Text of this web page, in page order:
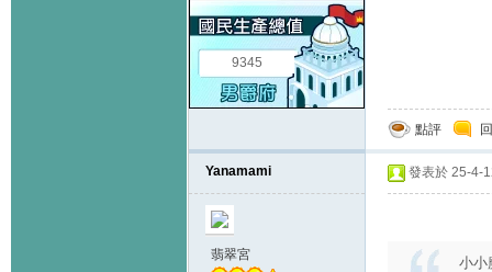
9345
點評
Yanamami
翡翠宮
發表於 25-4-
小小